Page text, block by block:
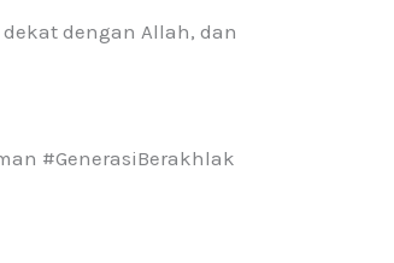
dengan Allah, dan
#GenerasiBerakhlak